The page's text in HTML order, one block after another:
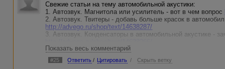
Свежие статьи на тему автомобильной акустики:
1. Автозвук. Магнитола или усилитель - вот в чем вопрос
2. Автозвук. Твитеры - добавь больше красок в
http://advego.ru/shop/text/14638287/
3. Автозвук. Конденсаторы в автомобильной акустике -
4. Автозвук. Роль эстрадных динамиков в акустической
http://advego.ru/shop/text/14638223/
5. Автозвук. Сабвуферы - как прокачать "басы" в
Показать весь комментарий
#25 Ответить / Цитировать / Скрыть ветку